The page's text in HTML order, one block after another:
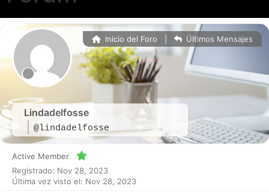
Lindadelfosse
@lindadelfosse
Inicio del Foro Últimos Mensajes
Active Member
Registrado: Nov 28, 2023
Última vez visto el: Nov 28, 2023